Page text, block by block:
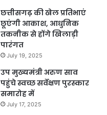
छत्तीसगढ़ की खेल प्रतिभाएं
छूएंगी आकाश, आधुनिक
तकनीक से होंगे खिलाड़ी
पारंगत
July 19, 2025
उप मुख्यमंत्री अरुण साव
पहुंचे स्वच्छ सर्वेक्षण पुरस्कार
समारोह में
July 17, 2025